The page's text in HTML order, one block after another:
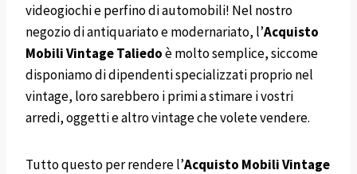
videogiochi e perfino di automobili! Nel nostro
negozio di antiquariato e modernariato, l’Acquisto
MobiliVintageTaliedoè molto semplice, siccome
disponiamo di dipendenti specializzati proprio nel
vintage, loro sarebbero i primi a stimare i vostri
arredi, oggetti e altro vintage che volete vendere.
Tutto questo per rendere l’Acquisto MobiliVintage